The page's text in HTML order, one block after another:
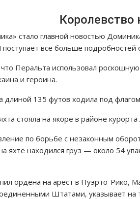
Королевство
стало главной новостью
все больше подробностей
что Перальта использовал
и героина.
длиной 135 футов ходила под
стояла на якоре в районе
по борьбе с незаконным
яхте находился груз — около 54
ордена на арест в Пуэрто-
Штатами, указывает на